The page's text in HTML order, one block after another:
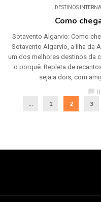
DESTINOS
Como
Sotavento Algarvio: Como
Sotavento Algarvio, a Ilha da
um dos melhores destinos da
o porquê. Repleta de
seja a dois, com
... 1 2 3